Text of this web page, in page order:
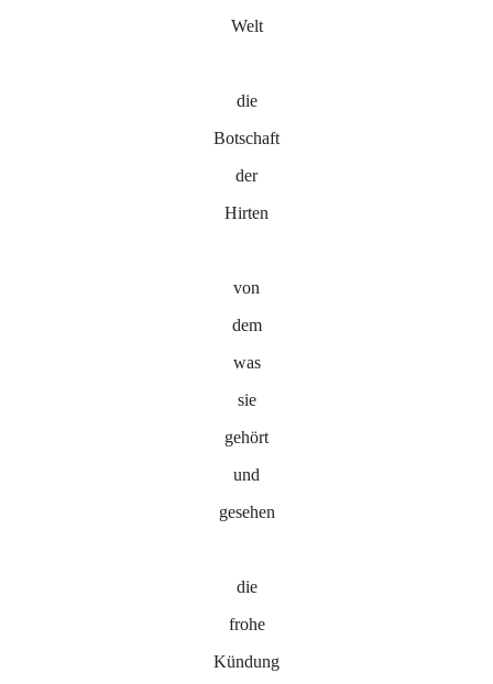
Welt
die
Botschaft
der
Hirten
von
dem
was
sie
gehört
und
gesehen
die
frohe
Kündung